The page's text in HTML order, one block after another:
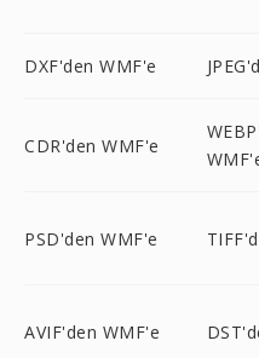
DXF'den WMF'e
CDR'den WMF'e
PSD'den WMF'e
AVIF'den WMF'e